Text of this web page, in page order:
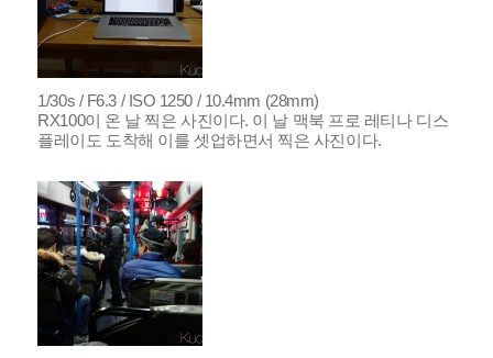
1/30s / F6.3 / ISO 1250 / 10.4mm (28mm)
RX100이 온 날 찍은 사진이다. 이 날 맥북 프로 레티나 디스
플레이도 도착해 이를 셋업하면서 찍은 사진이다.